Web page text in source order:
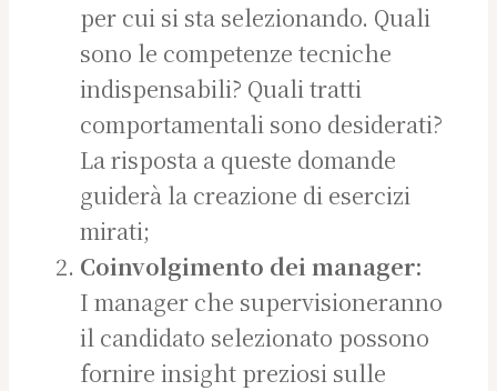
per cui si sta selezionando. Quali
sono le competenze tecniche
indispensabili? Quali tratti
comportamentali sono desiderati?
La risposta a queste domande
guiderà la creazione di esercizi
mirati;
Coinvolgimento dei manager:
I manager che supervisioneranno
il candidato selezionato possono
fornire insight preziosi sulle